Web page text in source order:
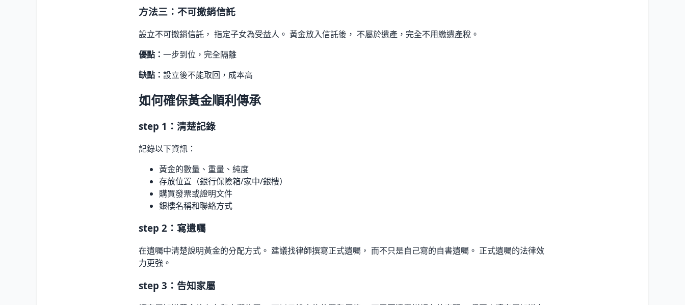
方法三：不可撤銷信託
設立不可撤銷信託， 指定子女為受益人。 黃金放入信託後， 不屬於遺產，完全不用繳遺產稅。
優點： 一步到位，完全隔離
缺點： 設立後不能取回，成本高
如何確保黃金順利傳承
step 1：清楚記錄
記錄以下資訊：
黃金的數量、重量、純度
存放位置（銀行保險箱/家中/銀樓）
購買發票或證明文件
銀樓名稱和聯絡方式
step 2：寫遺囑
在遺囑中清楚說明黃金的分配方式。 建議找律師撰寫正式遺囑， 而不只是自己寫的自書遺囑。 正式遺囑的法律效
力更強。
step 3：告知家屬